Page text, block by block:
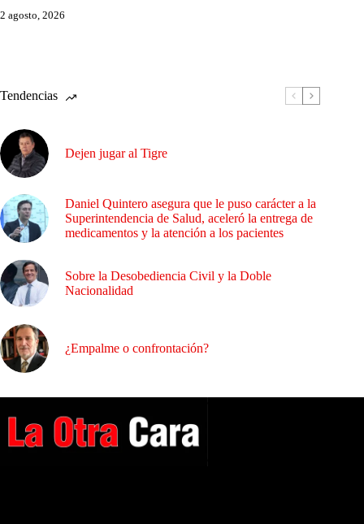
2 agosto, 2026
Tendencias
Dejen jugar al Tigre
Daniel Quintero asegura que le puso carácter a la
Superintendencia de Salud, aceleró la entrega de
medicamentos y la atención a los pacientes
Sobre la Desobediencia Civil y la Doble
Nacionalidad
¿Empalme o confrontación?